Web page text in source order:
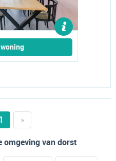
1
»
omgeving van dorst